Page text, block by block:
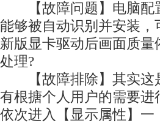
【故障问题】电脑配
能够被自动识别并安装
新版显卡驱动后画面质
处理?
【故障排除】其实这
有根搪个人用户的需要
依次进入【显示属性】